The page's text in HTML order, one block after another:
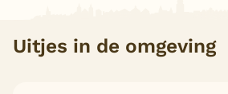
Uitjes in de omgeving